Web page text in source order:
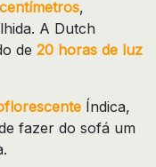
,
A Dutch
de 20 horas de luz
Índica,
fazer do sofá um